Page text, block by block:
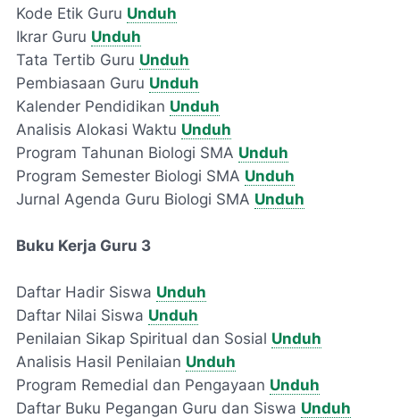
Kode Etik Guru Unduh
Ikrar Guru Unduh
Tata Tertib Guru Unduh
Pembiasaan Guru Unduh
Kalender Pendidikan Unduh
Analisis Alokasi Waktu Unduh
Program Tahunan Biologi SMA Unduh
Program Semester Biologi SMA Unduh
Jurnal Agenda Guru Biologi SMA Unduh
Buku Kerja Guru 3
Daftar Hadir Siswa Unduh
Daftar Nilai Siswa Unduh
Penilaian Sikap Spiritual dan Sosial Unduh
Analisis Hasil Penilaian Unduh
Program Remedial dan Pengayaan Unduh
Daftar Buku Pegangan Guru dan Siswa Unduh